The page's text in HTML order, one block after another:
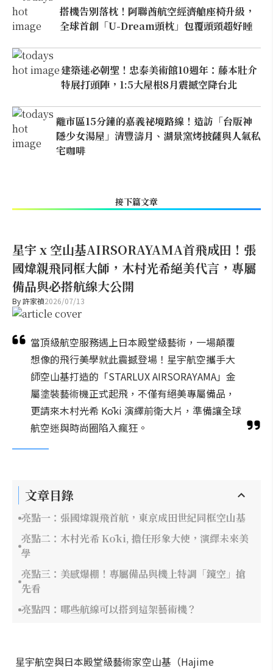
搭機告別落枕！阿聯酋航空經濟艙座椅升級，
全球首創「U-Dream頭枕」包覆頭頸超好睡
建築迷必朝聖！忠泰美術館10週年：藤本壯介
特展打頭陣，1:5大屋根8月震撼空降台北
離市區15分鐘的嘉義祕境路線！造訪「台版神
隱少女湯屋」清豐濤月、湖景窯烤披薩與人氣私
宅咖啡
接下篇文章
星宇 x 空山基AIRSORAYAMA首飛成田！張
國煒親飛同框大師，木村光希絕美代言，專屬
備品與必搭航線大公開
By許家禎2026/07/13
當頂級航空服務遇上日本殿堂級藝術，一場顛覆
想像的飛行美學就此震撼登場！星宇航空攜手大
師空山基打造的「STARLUX AIRSORAYAMA」金
屬塗裝藝術機正式起飛，不僅有絕美專屬備品，
更請來木村光希 Kōki 演繹前衛大片，準備讓全球
航空迷與時尚圈陷入瘋狂。
文章目錄
亮點一：張國煒親飛首航，東京成田世紀同框空山基
亮點二：木村光希 Kōki, 擔任形象大使，演繹未來美
學
亮點三：美感爆棚！專屬備品與機上特調「鏡空」搶
先看
亮點四：哪些航線可以搭到這架藝術機？
星宇航空與日本殿堂級藝術家空山基（Hajime